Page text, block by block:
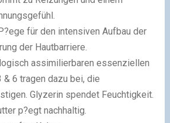
für den intensiven Aufbau der
der Hautbarriere.
assimilierbaren essenziellen
& 6 tragen dazu bei, die
Glyzerin spendet Feuchtigkeit.
p?egt nachhaltig.